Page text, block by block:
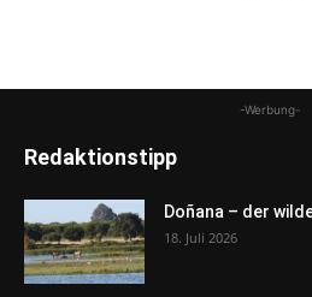
-Werbung-
Redaktionstipp
Doñana – der
18. Juli 2026